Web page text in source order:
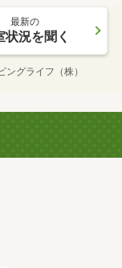
最新の
状況を聞く
グライフ（株）